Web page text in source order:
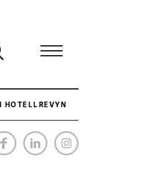
HOTELLREVYN
REKORD I SIMPELHET